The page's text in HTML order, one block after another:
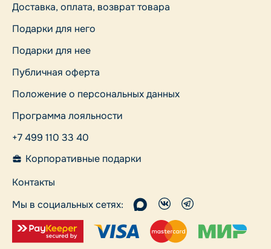
Доставка, оплата, возврат товара
Подарки для него
Подарки для нее
Публичная оферта
Положение о персональных данных
Программа лояльности
+7 499 110 33 40
Корпоративные подарки
Контакты
Мы в социальных сетях: